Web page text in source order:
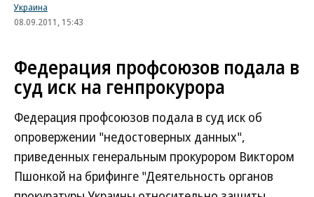
Украина
08.09.2011, 15:43
Федерация профсоюзов подала в
суд иск на генпрокурора
Федерация профсоюзов подала в суд иск об
опровержении "недостоверных данных",
приведенных генеральным прокурором Виктором
Пшонкой на брифинге "Деятельность органов